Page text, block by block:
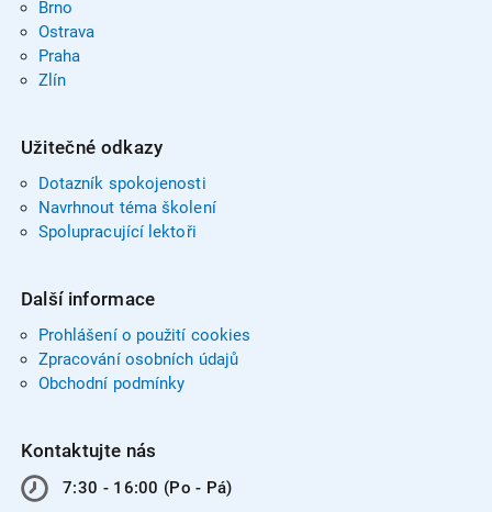
Brno
Ostrava
Praha
Zlín
Užitečné odkazy
Dotazník spokojenosti
Navrhnout téma školení
Spolupracující lektoři
Další informace
Prohlášení o použití cookies
Zpracování osobních údajů
Obchodní podmínky
Kontaktujte nás
7:30 - 16:00 (Po - Pá)